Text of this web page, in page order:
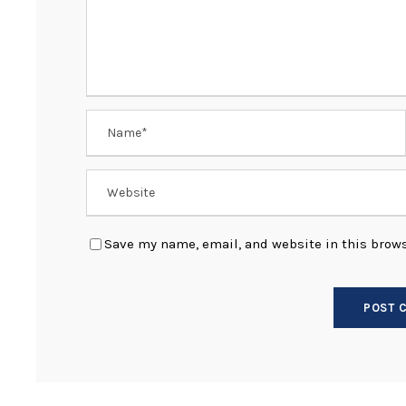
Save my name, email, and website in this